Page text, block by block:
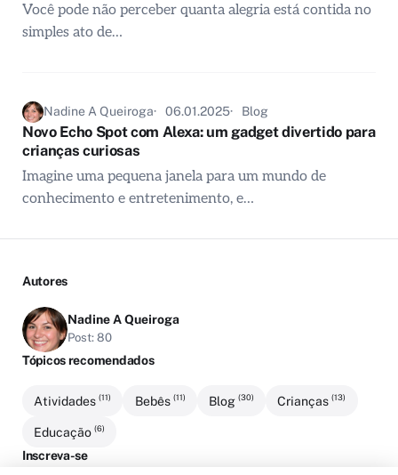
Você pode não perceber quanta alegria está contida no
simples ato de…
Nadine A Queiroga 06.01.2025 Blog
Novo Echo Spot com Alexa: um gadget divertido para
crianças curiosas
Imagine uma pequena janela para um mundo de
conhecimento e entretenimento, e…
Autores
Nadine A Queiroga
Post: 80
Tópicos recomendados
Atividades(11) Bebês (11) Blog(30) Crianças(13)
Educação(6)
Inscreva-se